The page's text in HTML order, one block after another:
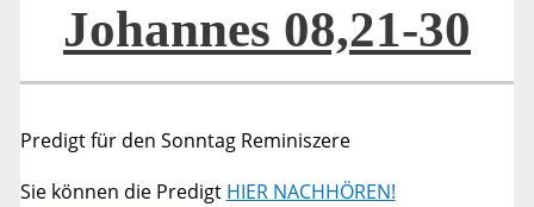
Johannes 08,21-30
Predigt für den Sonntag Reminiszere
Sie können die Predigt HIER NACHHÖREN!